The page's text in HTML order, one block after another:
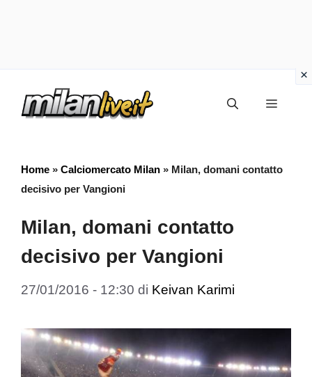
Menu
Home » Calciomercato Milan » Milan, domani contatto
decisivo per Vangioni
Milan, domani contatto
decisivo per Vangioni
27/01/2016 - 12:30 di Keivan Karimi